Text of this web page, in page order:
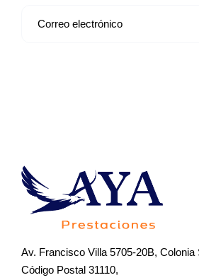
Av. Francisco Villa 5705-20B, Colonia
Código Postal 31110,